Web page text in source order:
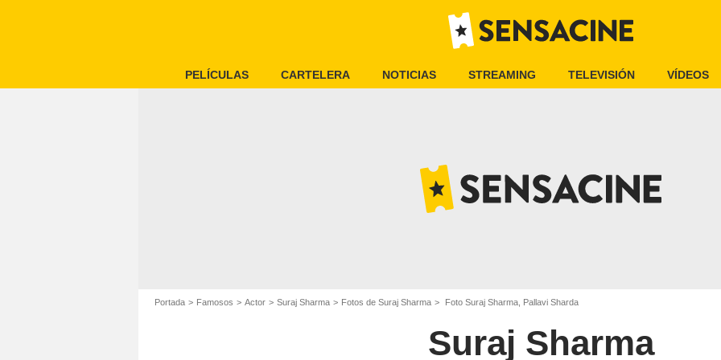
PELÍCULAS CARTELERA NOTICIAS STREAMING TELEVISIÓN VÍDEOS
Portada Famosos Actor Suraj Sharma Fotos de Suraj Sharma Foto Suraj Sharma, Pallavi Sharda
Suraj Sharma